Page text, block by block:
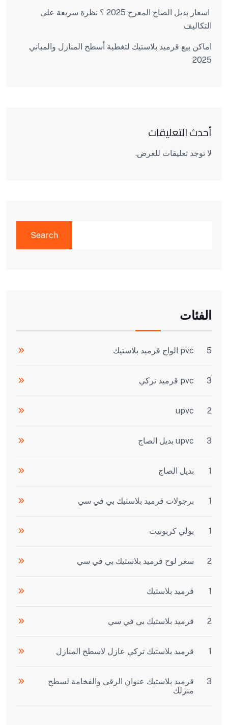
اسعار بديل الصاج المعرج 2025 ؟ نظرة سريعة على
التكاليف
اماكن بيع قرميد بلاستيك لتغطية أسطح المنازل والمباني
2025
أحدث التعليقات
لا توجد تعليقات للعرض.
Search
الفئات
pvc الواح قرميد بلاستيك 5
pvc قرميد تركي 3
upvc 2
upvc بديل الصاج 3
بديل الصاج 1
برجولات قرميد بلاستيك بي في سي 1
بولي كربونيت 1
سعر لوح قرميد بلاستيك بي في سي 2
قرميد بلاستيك 1
قرميد بلاستيك بي في سي 2
قرميد بلاستيك تركي عازل لاسطح المنازل 1
قرميد بلاستيك عنوان الرقي والفخامة لسطح
منزلك
3